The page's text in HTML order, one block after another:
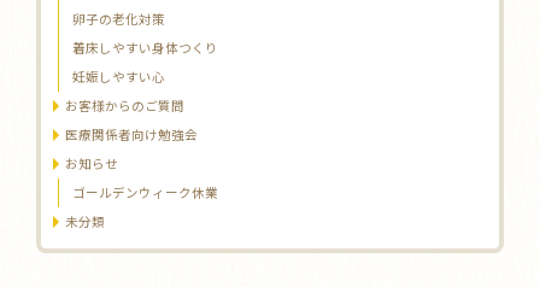
卵子の老化対策
着床しやすい身体つくり
妊娠しやすい心
お客様からのご質問
医療関係者向け勉強会
お知らせ
ゴールデンウィーク休業
未分類